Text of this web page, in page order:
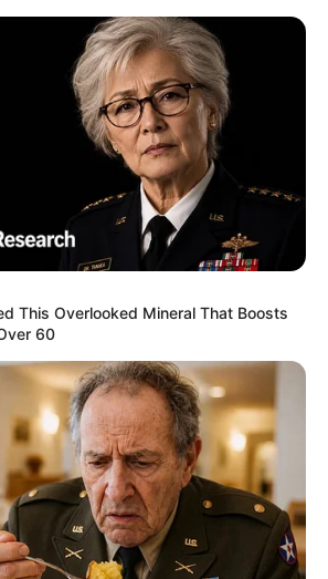
This Overlooked Mineral That Boosts
60